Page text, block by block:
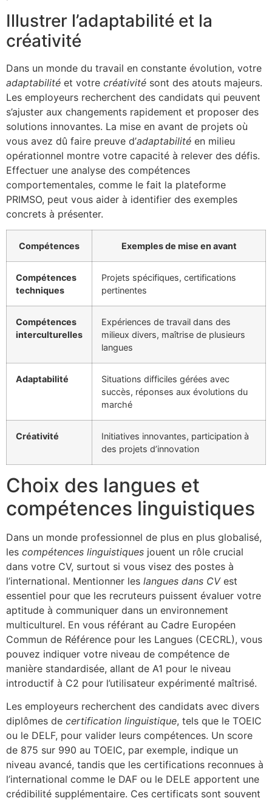
Illustrer l’adaptabilité et la
créativité
Dans un monde du travail en constante évolution, votre
adaptabilité et votre créativité sont des atouts majeurs.
Les employeurs recherchent des candidats qui peuvent
s’ajuster aux changements rapidement et proposer des
solutions innovantes. La mise en avant de projets où
vous avez dû faire preuve d’adaptabilité en milieu
opérationnel montre votre capacité à relever des défis.
Effectuer une analyse des compétences
comportementales, comme le fait la plateforme
PRIMSO, peut vous aider à identifier des exemples
concrets à présenter.
Compétences Exemples de mise en avant
Compétences
techniques
Projets spécifiques, certifications
pertinentes
Compétences
interculturelles
Expériences de travail dans des
milieux divers, maîtrise de plusieurs
langues
Adaptabilité
Situations difficiles gérées avec
succès, réponses aux évolutions du
marché
Créativité
Initiatives innovantes, participation à
des projets d’innovation
Choix des langues et
compétences linguistiques
Dans un monde professionnel de plus en plus globalisé,
les compétences linguistiques jouent un rôle crucial
dans votre CV, surtout si vous visez des postes à
l’international. Mentionner les langues dans CVest
essentiel pour que les recruteurs puissent évaluer votre
aptitude à communiquer dans un environnement
multiculturel. En vous référant au Cadre Européen
Commun de Référence pour les Langues (CECRL), vous
pouvez indiquer votre niveau de compétence de
manière standardisée, allant de A1 pour le niveau
introductif à C2 pour l’utilisateur expérimenté maîtrisé.
Les employeurs recherchent des candidats avec divers
diplômes de certification linguistique, tels que le TOEIC
ou le DELF, pour valider leurs compétences. Un score
de 875 sur 990 au TOEIC, par exemple, indique un
niveau avancé, tandis que les certifications reconnues à
l’international comme le DAF ou le DELE apportent une
crédibilité supplémentaire. Ces certificats sont souvent